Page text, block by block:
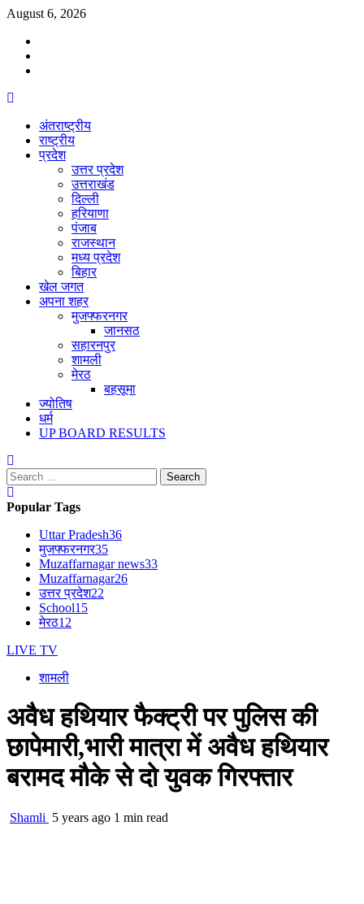
Skip
content
August 6, 2026
अंतराष्ट्रीय
राष्ट्रीय
प्रदेश
उत्तर प्रदेश
उत्तराखंड
दिल्ली
हरियाणा
पंजाब
राजस्थान
मध्य प्रदेश
बिहार
खेल जगत
अपना शहर
मुजफ्फरनगर
जानसठ
सहारनपुर
शामली
मेरठ
बहसूमा
ज्योतिष
धर्म
UP BOARD RESULTS
Search
for:
Popular Tags
Uttar Pradesh36
मुजफ्फरनगर35
Muzaffarnagar news33
Muzaffarnagar26
उत्तर प्रदेश22
School15
मेरठ12
LIVE TV
शामली
अवैध हथियार फैक्ट्री पर पुलिस की
छापेमारी,भारी मात्रा में अवैध हथियार
बरामद मौके से दो युवक गिरफ्तार
Shamli 5 years ago 1 min read